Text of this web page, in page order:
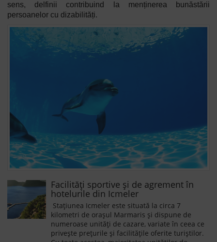
sens, delfinii contribuind la menținerea bunăstării
persoanelor cu dizabilități.
Facilități sportive și de agrement în
hotelurile din Icmeler
Stațiunea Icmeler este situată la circa 7
kilometri de orașul Marmaris și dispune de
numeroase unități de cazare, variate în ceea ce
privește prețurile și facilitățile oferite turiștilor.